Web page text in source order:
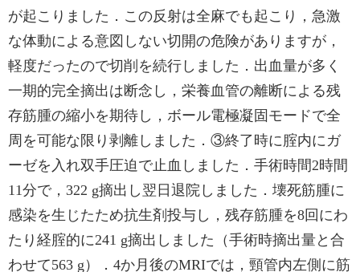
が起こりました．この反射は全麻でも起こり，急激
な体動による意図しない切開の危険がありますが，
軽度だったので切削を続行しました．出血量が多く
一期的完全摘出は断念し，栄養血管の離断による残
存筋腫の縮小を期待し，ボール電極凝固モードで全
周を可能な限り剥離しました．③終了時に腟内にガ
ーゼを入れ双手圧迫で止血しました．手術時間2時間
11分で，322 g摘出し翌日退院しました．壊死筋腫に
感染を生じたため抗生剤投与し，残存筋腫を8回にわ
たり経腟的に241 g摘出しました（手術時摘出量と合
わせて563 g）．4か月後のMRIでは，頸管内左側に筋